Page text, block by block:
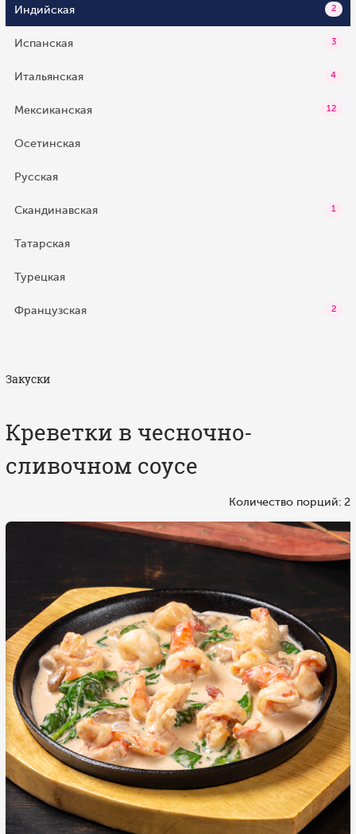
Индийская 2
Испанская 3
Итальянская 4
Мексиканская 12
Осетинская
Русская
Скандинавская 1
Татарская
Турецкая
Французская 2
Закуски
Креветки в чесночно-
сливочном соусе
Количество порций: 2